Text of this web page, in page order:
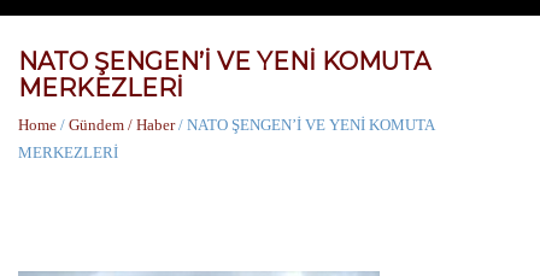
NATO ŞENGEN’İ VE YENİ KOMUTA
MERKEZLERİ
Home / Gündem / Haber/ NATO ŞENGEN’İ VE YENİ KOMUTA
MERKEZLERİ